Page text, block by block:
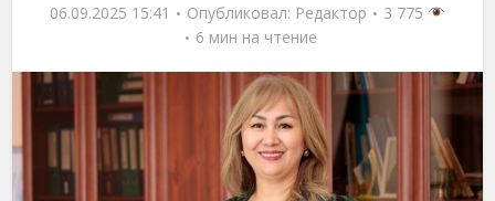
06.09.2025 15:41 Опубликовал: Редактор
3 775
6 мин на чтение